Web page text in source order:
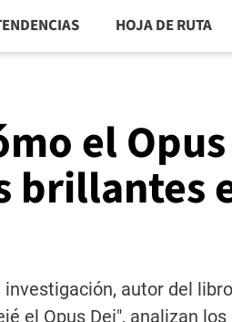
HOJA DE RUTA
el
brillantes
autor del
el Opus Dei", analizan